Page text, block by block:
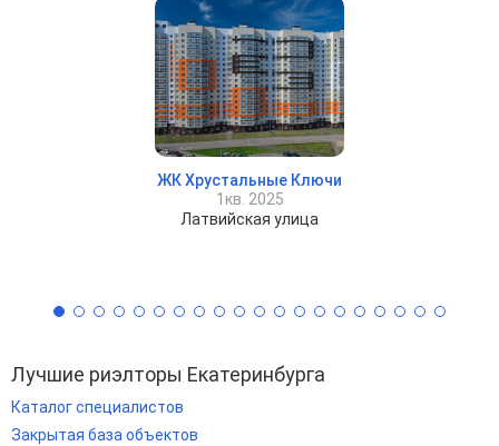
ЖК Хрустальные Ключи
1кв. 2025
Латвийская улица
Лучшие риэлторы Екатеринбурга
Каталог специалистов
Закрытая база объектов